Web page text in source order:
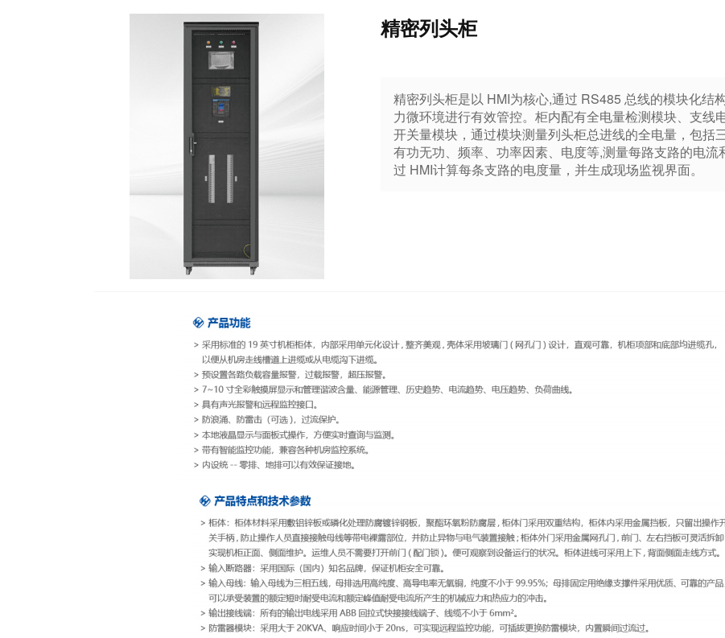
精密列头柜
精密列头柜是以 HMI为核心,通过 RS485 总线的模块化结
力微环境进行有效管控。柜内配有全电量检测模块、支线
开关量模块，通过模块测量列头柜总进线的全电量，包括
有功无功、频率、功率因素、电度等,测量每路支路的电流
过 HMI计算每条支路的电度量，并生成现场监视界面。